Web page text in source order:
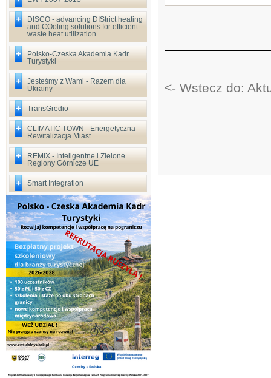
DISCO - advancing DIStrict heating
and COoling solutions for efficient
waste heat utilization
Polsko-Czeska Akademia Kadr
Turystyki
Jesteśmy z Wami - Razem dla
Ukrainy
TransGredio
CLIMATIC TOWN - Energetyczna
Rewitalizacja Miast
REMIX - Inteligentne i Zielone
Regiony Górnicze UE
Smart Integration
<- Wstecz do: